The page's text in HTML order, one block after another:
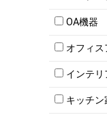
両開書
引き違
シリン
ダイ
ボタン
シュー
ロッカ
会議テ
会議テ
折りた
ハイテ
ハイチ
ミーテ
応接・
ローカ
ラウン
パーテ
自立
パーテ
壁掛け
ホワイ
OA機器
iPad
電話機
シュレ
スクリ
オフィス
チェア
演台
防音パ
インテリ
モー
ダイニ
キッチ